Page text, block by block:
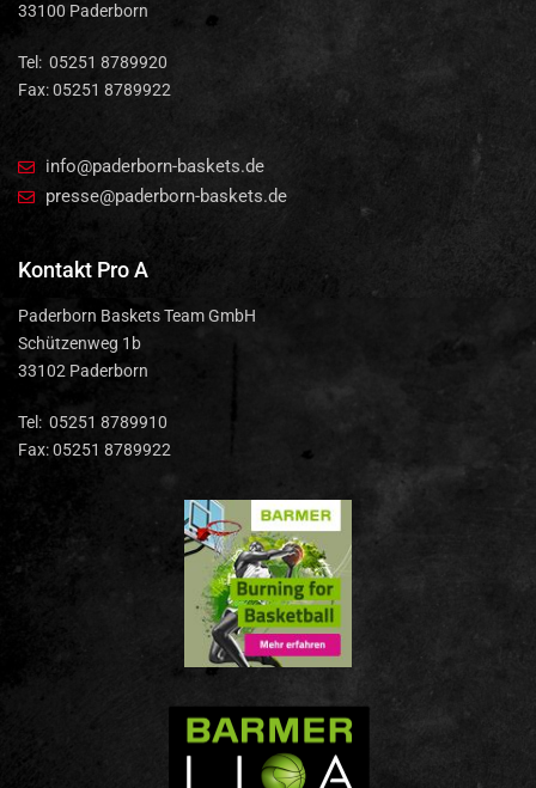
33100 Paderborn
Tel: 05251 8789920
Fax: 05251 8789922
info@paderborn-baskets.de
presse@paderborn-baskets.de
Kontakt Pro A
Paderborn Baskets Team GmbH
Schützenweg 1b
33102 Paderborn
Tel: 05251 8789910
Fax: 05251 8789922